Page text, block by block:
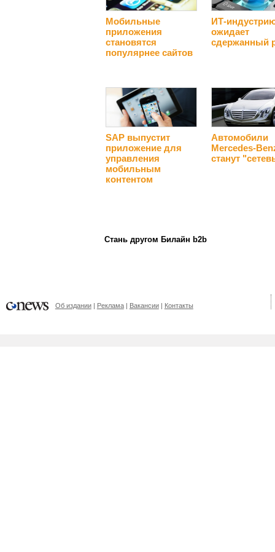
Мобильные
приложения
становятся
популярнее сайтов
ИТ-
ожидает
сдержанный
SAP выпустит
приложение для
управления
мобильным
контентом
Автомобили
Mercedes-
станут
Стань другом Билайн b2b
Об издании Реклама Вакансии Контакты